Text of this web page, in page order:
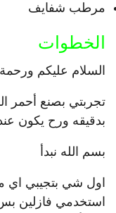
مرطب شفايف
الخطوات
السلام عليكم ورحمة
تجربتي بصنع أحمر
بدقيقه ورح يكون
بسم الله نبدأ
اول شي بتجيبي
استخدمي فازلين